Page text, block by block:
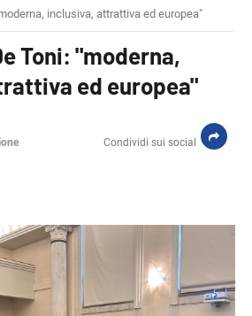
inclusiva, attrattiva ed europea"
Toni: "moderna,
ed europea"
Condividi sui social